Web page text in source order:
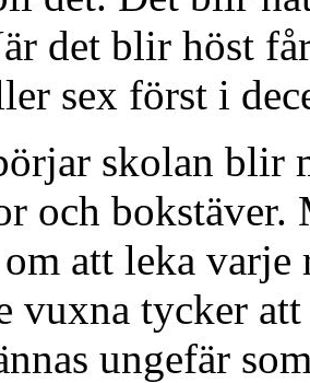
det blir höst
sex först i
skolan blir
och
om att leka
vuxna tycker
ungefär